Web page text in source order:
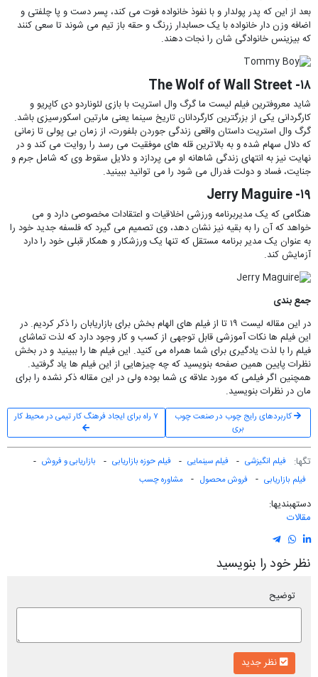
بعد از این که پدر پولدار و با نفوذ خانواده فوت می کند، پسر دست و پا چلفتی و
اضافه وزن دار خانواده با یک حسابدار زرنگ و حقه باز تیم می شوند تا سعی کنند
که بیزینس خانوادگی شان را نجات دهند.
۱۸- The Wolf of Wall Street
شاید معروفترین فیلم لیست ما گرگ وال استریت با بازی لئوناردو دی کاپریو و
کارگردانی یکی از بزرگترین کارگردانان تاریخ سینما یعنی مارتین اسکورسیزی باشد.
گرگ وال استریت داستان واقعی زندگی جوردن بلفورت، از زمان بی پولی تا زمانی
که دلال سهام شده و به بالاترین قله های موفقیت می رسد را روایت می کند و در
نهایت نیز به انتهای زندگی شاهانه او می پردازد و دلایل سقوط وی که شامل جرم و
جنایت، فساد و دولت فدرال می شود را می توانید ببینید.
۱۹- Jerry Maguire
هنگامی که یک مدیربرنامه ورزشی اخلاقیات و اعتقادات مخصوصی دارد و می
خواهد که آن را به بقیه نیز نشان دهد، وی تصمیم می گیرد که فلسفه جدید خود را
به عنوان یک مدیر برنامه مستقل که تنها یک ورزشکار و همکار قبلی خود را دارد
آزمایش کند.
جمع بندی
در این مقاله لیست ۱۹ تا از فیلم های الهام بخش برای بازاریابان را ذکر کردیم. در
این فیلم ها نکات آموزشی قابل توجهی از کسب و کار وجود دارد که لذت تماشای
فیلم را با لذت یادگیری برای شما همراه می کنید. این فیلم ها را ببینید و در بخش
نظرات پایین همین صفحه بنویسید که چه چیزهایی از این فیلم ها یاد گرفتید.
همچنین اگر فیلمی که مورد علاقه ی شما بوده ولی در این مقاله ذکر نشده را برای
مان در نظرات بنویسید.
کاربردهای رایج چوب در صنعت چوب
بری
۷ راه برای ایجاد فرهنگ کار تیمی در محیط کار
تگ‎ها: فیلم انگیزشی فیلم سینمایی فیلم حوزه بازاریابی
بازاریابی و فروش
فیلم بازاریابی
فروش محصول مشاوره چسب
دسته‎بندی‎ها:
مقالات
نظر خود را بنویسید
توضیح
نظر جدید